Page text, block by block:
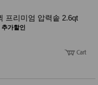
프리미엄 압력솥 2.6qt
가할인